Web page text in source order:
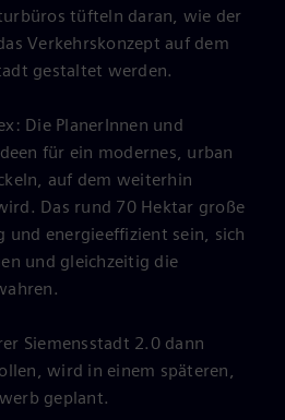
tüfteln daran, wie der
Verkehrskonzept auf dem
gestaltet werden.
Die PlanerInnen und
für ein modernes, urban
auf dem weiterhin
Das rund 70 Hektar große
und energieeffizient sein, sich
und gleichzeitig die
Siemensstadt 2.0 dann
wird in einem späteren,
geplant.